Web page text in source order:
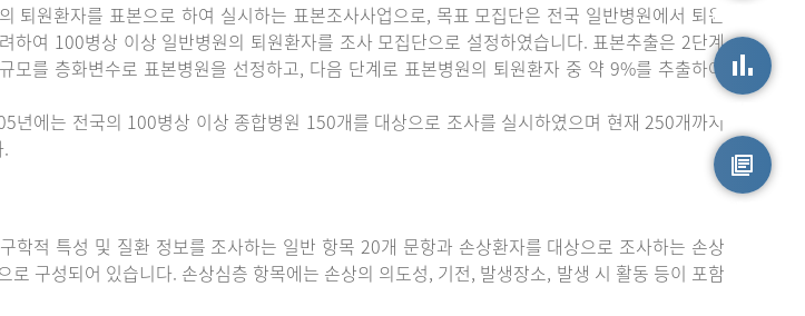
퇴원환자를 표본으로 하여 실시하는 표본조사사업으로, 목표 모집단은 전국 일반병원에서 퇴원
하여 100병상 이상 일반병원의 퇴원환자를 조사 모집단으로 설정하였습니다. 표본추출은 2단계
모를 층화변수로 표본병원을 선정하고, 다음 단계로 표본병원의 퇴원환자 중 약 9%를 추출하여
년에는 전국의 100병상 이상 종합병원 150개를 대상으로 조사를 실시하였으며 현재 250개까지
학적 특성 및 질환 정보를 조사하는 일반 항목 20개 문항과 손상환자를 대상으로 조사하는 손상
로 구성되어 있습니다. 손상심층 항목에는 손상의 의도성, 기전, 발생장소, 발생 시 활동 등이 포함
손상정보
손상통계